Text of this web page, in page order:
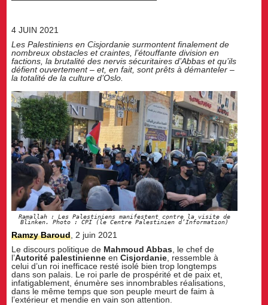
4 JUIN 2021
Les Palestiniens en Cisjordanie surmontent finalement de
nombreux obstacles et craintes, l’étouffante division en
factions, la brutalité des nervis sécuritaires d’Abbas et qu’ils
défient ouvertement – et, en fait, sont prêts à démanteler –
la totalité de la culture d’Oslo.
Ramallah : Les Palestiniens manifestent contre la visite de
Blinken. Photo : CPI (le Centre Palestinien d’Information)
Ramzy Baroud , 2 juin 2021
Le discours politique de Mahmoud Abbas , le chef de
l’Autorité palestinienne enCisjordanie , ressemble à
celui d’un roi inefficace resté isolé bien trop longtemps
dans son palais. Le roi parle de prospérité et de paix et,
infatigablement, énumère ses innombrables réalisations,
dans le même temps que son peuple meurt de faim à
l’extérieur et mendie en vain son attention.